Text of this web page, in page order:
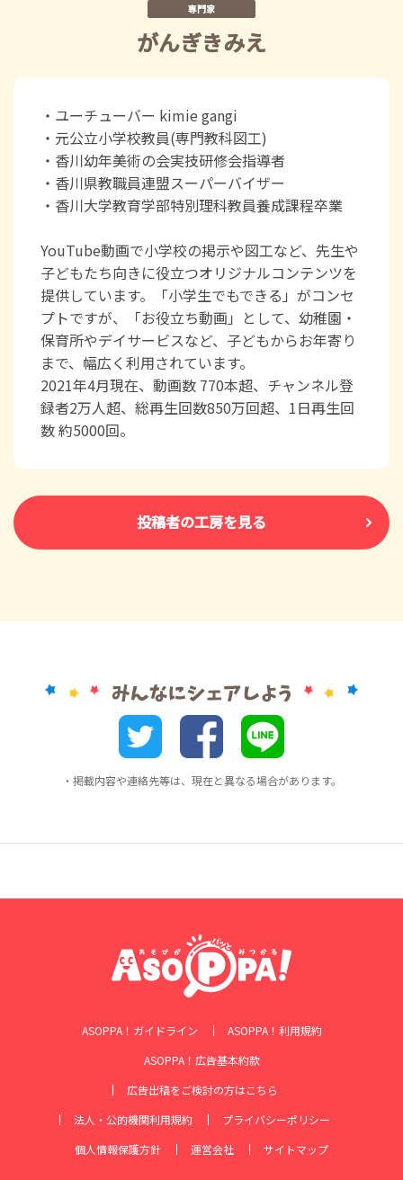
専門家
がんぎきみえ
・ユーチューバー kimie gangi
・元公立小学校教員(専門教科図工)
・香川幼年美術の会実技研修会指導者
・香川県教職員連盟スーパーバイザー
・香川大学教育学部特別理科教員養成課程卒業
YouTube動画で小学校の掲示や図工など、先生や
子どもたち向きに役立つオリジナルコンテンツを
提供しています。「小学生でもできる」がコンセ
プトですが、「お役立ち動画」として、幼稚園・
保育所やデイサービスなど、子どもからお年寄り
まで、幅広く利用されています。
2021年4月現在、動画数 770本超、チャンネル登
録者2万人超、総再生回数850万回超、1日再生回
数 約5000回。
投稿者の工房を見る
・掲載内容や連絡先等は、現在と異なる場合があります。
ASOPPA！ガイドライン
ASOPPA！利用規約
ASOPPA！広告基本約款
広告出稿をご検討の方はこちら
法人・公的機関利用規約
プライバシーポリシー
個人情報保護方針
運営会社 サイトマップ